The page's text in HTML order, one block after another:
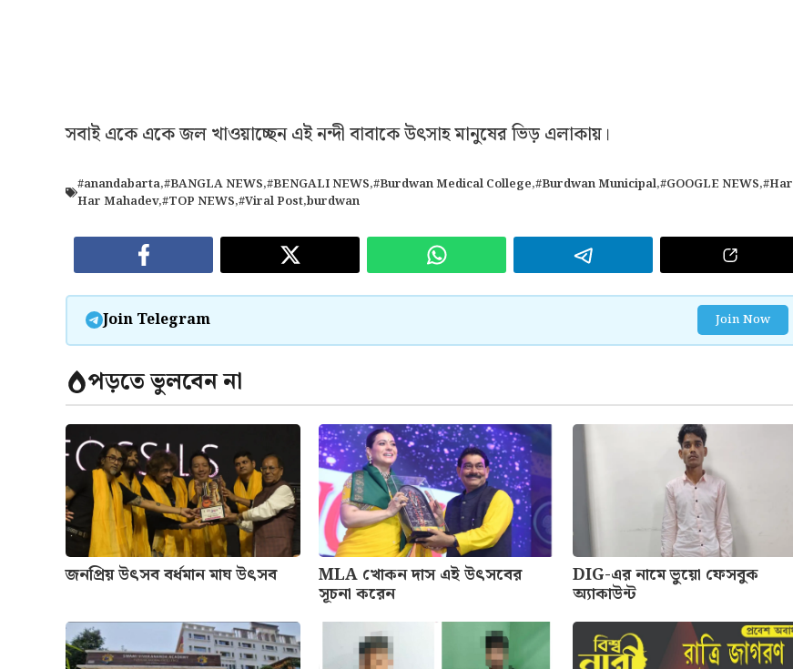
সবাই একে একে জল খাওয়াচ্ছেন এই নন্দী বাবাকে উৎসাহ মানুষের ভিড় এলাকায়।
#anandabarta,#BANGLA NEWS,#BENGALI NEWS,#Burdwan Medical College,#Burdwan Municipal,#GOOGLE NEWS,#Har
Har Mahadev,#TOP NEWS,#Viral Post,burdwan
Join Telegram Join Now
পড়তে ভুলবেন না
জনপ্রিয় উৎসব বর্ধমান মাঘ উৎসব MLA খোকন দাস এই উৎসবের
সূচনা করেন
DIG-এর নামে ভুয়ো ফেসবুক
অ্যাকাউন্ট